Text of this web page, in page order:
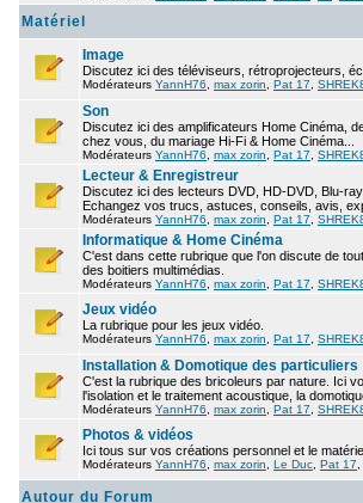
Matériel
Image
Discutez ici des téléviseurs, rétroprojecteurs,
Modérateurs YannH76 max zorin Pat 17
Son
Discutez ici des amplificateurs Home Cinéma,
chez vous, du mariage Hi-Fi & Home Cinéma...
Modérateurs YannH76 max zorin Pat 17
Lecteur & Enregistreur
Discutez ici des lecteurs DVD, HD-DVD, Blu-
Echangez vos trucs, astuces, conseils, avis,
Modérateurs YannH76 max zorin Pat 17
Informatique & Home Cinéma
C'est dans cette rubrique que l'on discute de
des boitiers multimédias.
Modérateurs YannH76 max zorin Pat 17
Jeux vidéo
La rubrique pour les jeux vidéo.
Modérateurs YannH76 max zorin Pat 17
Installation & Domotique des particuliers
C'est la rubrique des bricoleurs par nature. Ici
l'isolation et le traitement acoustique, la
Modérateurs YannH76 max zorin Pat 17
Photos & vidéos
Ici tous sur vos créations personnel et le
Modérateurs YannH76 max zorin Le Duc Pat 17
Autour du Forum